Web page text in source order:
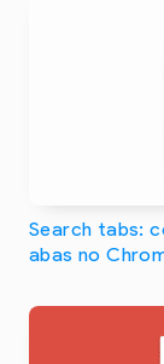
Search tabs:
abas no